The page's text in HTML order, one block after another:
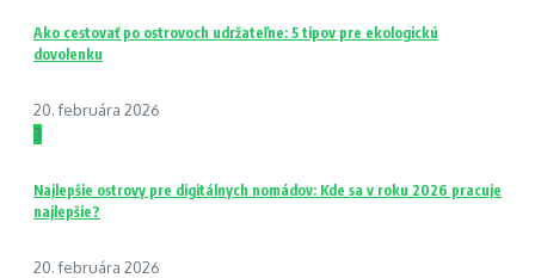
Ako cestovať po ostrovoch udržateľne: 5 tipov pre ekologickú
dovolenku
20. februára 2026
3
Najlepšie ostrovy pre digitálnych nomádov: Kde sa v roku 2026 pracuje
najlepšie?
20. februára 2026